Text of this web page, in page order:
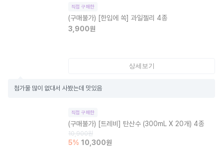
직접 구매한
(구매불가) [한입에 쏙] 과일젤리 4종
3,900원
상세보기
첨가물 많이 없대서 사봤는데 맛있음
직접 구매한
(구매불가) [트레비] 탄산수 (300mL X 20개) 4종
10,900원
5% 10,300원